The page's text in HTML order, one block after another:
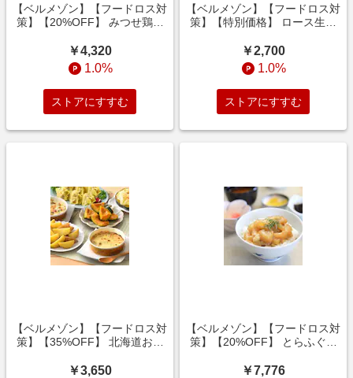
【ベルメゾン】【フードロス対
策】【20%OFF】 みつせ鶏や
味期限2026年11月14日)
￥4,320
1.0%
ストアにすすむ
【ベルメゾン】【フードロス対
策】【特別価格】 ロース生ハ
￥2,700
1.0%
ストアにすすむ
【ベルメゾン】【フードロス対
策】【35%OFF】 北海道お惣
￥3,650
【ベルメゾン】【フードロス対
策】【20%OFF】 とらふぐ刺
り)
￥7,776